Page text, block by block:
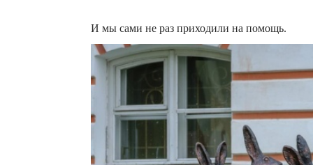
И мы сами не раз приходили на помощь.